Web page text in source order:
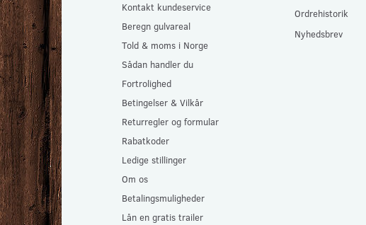
Kontakt kundeservice
Beregn gulvareal
Told & moms i Norge
Sådan handler du
Fortrolighed
Betingelser & Vilkår
Returregler og formular
Rabatkoder
Ledige stillinger
Om os
Betalingsmuligheder
Lån en gratis trailer
Ordrehistorik
Nyhedsbrev